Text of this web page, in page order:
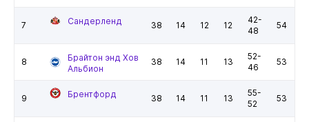
7 Сандерленд 38 14 12 12
42-
48
54
8
Брайтон энд Хов
Альбион
38 14 11 13
52-
46
53
9 Брентфорд 38 14 11 13
55-
52
53